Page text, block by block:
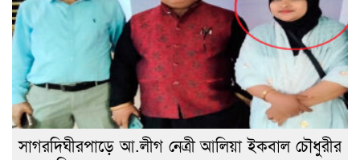
সাগরদিঘীরপাড়ে আ.লীগ নেত্রী আলিয়া ইকবাল চৌধুরীর